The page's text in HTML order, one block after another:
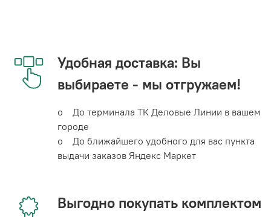
Удобная доставка: Вы
выбираете - мы отгружаем!
o До терминала ТК Деловые Линии в вашем
городе
o До ближайшего удобного для вас пункта
выдачи заказов Яндекс Маркет
Выгодно покупать комплектом